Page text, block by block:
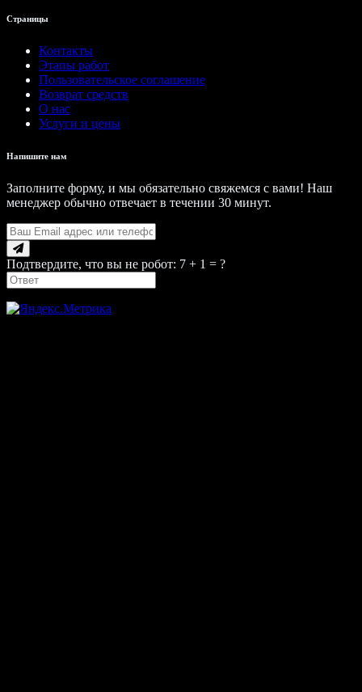
Страницы
Контакты
Этапы работ
Пользовательское соглашение
Возврат средств
О нас
Услуги и цены
Напишите нам
Заполните форму, и мы обязательно свяжемся с вами! Наш
менеджер обычно отвечает в течении 30 минут.
Подтвердите, что вы не робот: 7 + 1 = ?